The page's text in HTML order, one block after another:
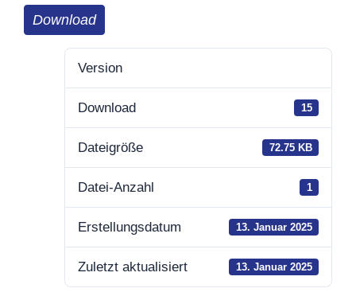
Download
Version
Download 15
Dateigröße 72.75 KB
Datei-Anzahl 1
Erstellungsdatum 13. Januar 2025
Zuletzt aktualisiert 13. Januar 2025